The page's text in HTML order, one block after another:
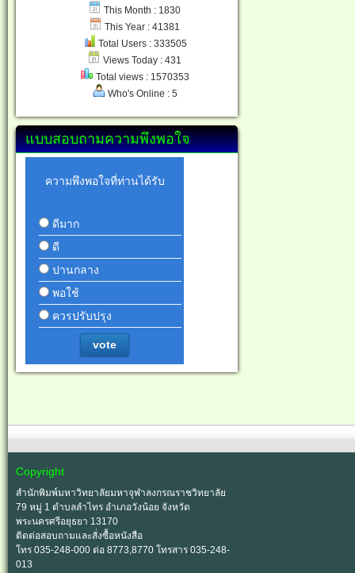
This Month : 1830
This Year : 41381
Total Users : 333505
Views Today : 431
Total views : 1570353
Who's Online : 5
แบบสอบถามความพึงพอใจ
ความพึงพอใจที่ท่านได้รับ
ดีมาก
ดี
ปานกลาง
พอใช้
ควรปรับปรุง
vote
Copyright
สำนักพิมพ์มหาวิทยาลัยมหาจุฬาลงกรณราชวิทยาลัย
79 หมู่ 1 ตำบลลำไทร อำเภอวังน้อย จังหวัด
พระนครศรีอยุธยา 13170
ติดต่อสอบถามและสั่งซื้อหนังสือ
โทร 035-248-000 ต่อ 8773,8770 โทรสาร 035-248-
013